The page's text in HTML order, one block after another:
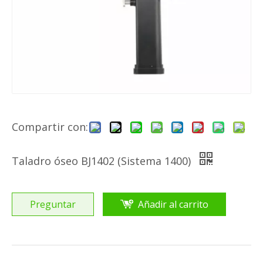
Compartir con:
Taladro óseo BJ1402 (Sistema 1400)
Preguntar Añadir al carrito